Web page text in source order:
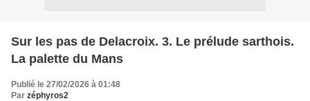
Sur les pas de Delacroix. 3. Le prélude sarthois.
La palette du Mans
Publié le 27/02/2026 à 01:48
Par zéphyros2